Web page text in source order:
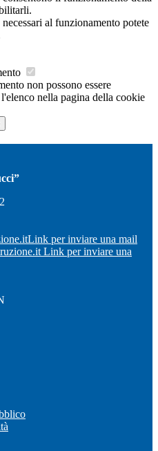
al funzionamento potete
non possono essere
nella pagina della cookie
Link per inviare una mail
Link per inviare una